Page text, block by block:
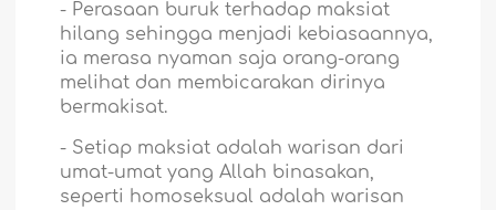
- Perasaan buruk terhadap maksiat
hilang sehingga menjadi kebiasaannya,
ia merasa nyaman saja orang-orang
melihat dan membicarakan dirinya
bermakisat.
- Setiap maksiat adalah warisan dari
umat-umat yang Allah binasakan,
seperti homoseksual adalah warisan